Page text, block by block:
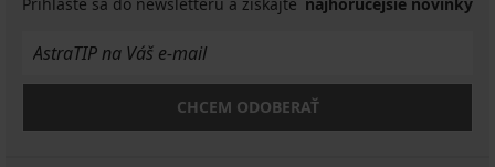
CHCEM ODOBERAŤ